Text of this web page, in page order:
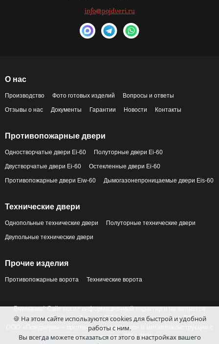
info@pojdveri.ru
О нас
Производство Фото готовых изделий Вопросы и ответы
Отзывы о нас Документы Гарантии Новости Контакты
Противопожарные двери
Одностворчатые двери Ei-60 Полуторные двери Ei-60
Двустворчатые двери Ei-60 Остекленные двери Ei-60
Противопожарные двери Eiw-60 Дымогазонепроницаемые двери Eis-60
Технические двери
Однопольные технические двери Полуторные технические двери
Двупольные технические двери
Прочие изделия
Противопожарные ворота Технические ворота
Внимание! Сайт носит информационный характер и не является
публичной офертой по ст. 437 Гражданского кодекса РФ.
ООО «Пождвери» – противопожарные двери и металлоконструкции с
завода-изготовителя, 2014-2026 гг.
🍪 На этом сайте используются cookies для быстрой и удобной
работы с ним.
Вы всегда можете отказаться от этого в настройках вашего